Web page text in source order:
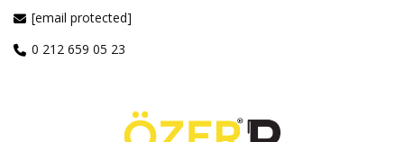
[email protected]
0 212 659 05 23